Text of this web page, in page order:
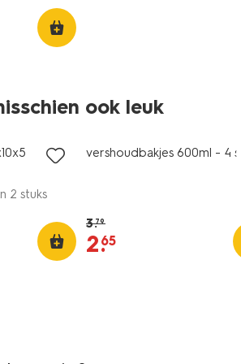
ook leuk
2 stuks
korting
vershoudbakjes 600ml - 4
3.79
2.
65